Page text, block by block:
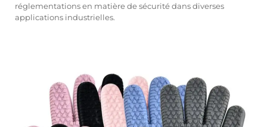
réglementations en matière de sécurité dans diverses
applications industrielles.